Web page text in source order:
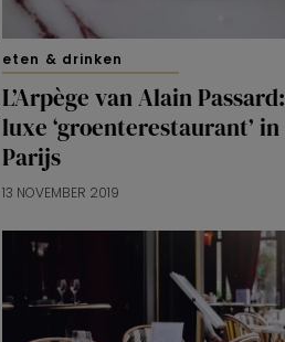
eten & drinken
L’Arpège van Alain Passard:
luxe ‘groenterestaurant’ in
Parijs
13 NOVEMBER 2019